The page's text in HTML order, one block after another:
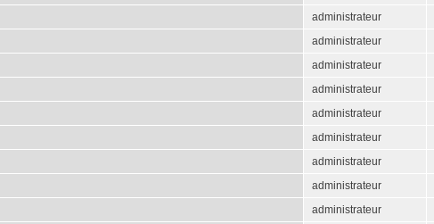
administrateur
administrateur
administrateur
administrateur
administrateur
administrateur
administrateur
administrateur
administrateur